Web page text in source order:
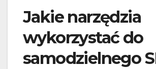
Jakie narzędzia
wykorzystać do
samodzielnego